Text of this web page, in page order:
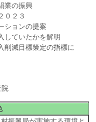
業の振興
０２３
ションの提案
していたかを解明
削減目標策定の指標に
院